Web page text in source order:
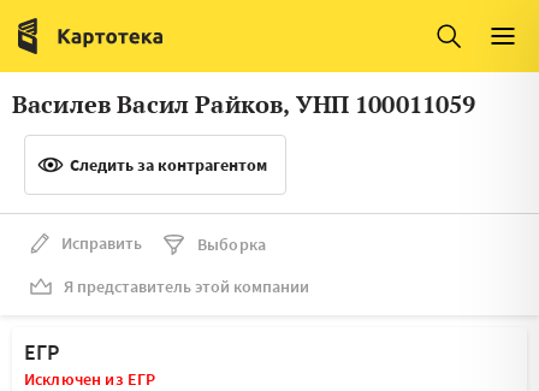
Италия
Люксембург
Литва
Нидерланды
Василев Васил Райков, УНП 100011059
Следить за контрагентом
Исправить
Выборка
Я представитель этой компании
ЕГР
Исключен из ЕГР